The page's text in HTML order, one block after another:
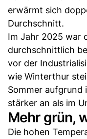
erwärmt sich
Durchschnitt.
Im Jahr 2025 war
durchschnittlich
vor der
wie Winterthur
Sommer aufgrund
stärker an als im
Mehr grün,
Die hohen